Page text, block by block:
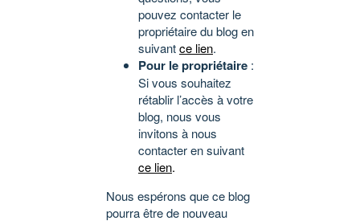
pouvez contacter le
propriétaire du blog en
suivantce lien.
Pour le propriétaire :
Si vous souhaitez
rétablir l’accès à votre
blog, nous vous
invitons à nous
contacter en suivant
ce lien.
Nous espérons que ce blog
pourra être de nouveau